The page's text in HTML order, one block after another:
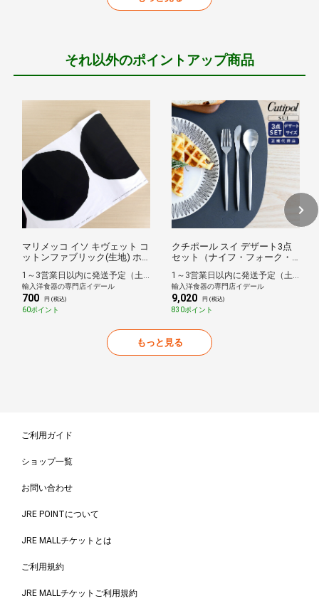
それ以外のポイントアップ商品
マリメッコ イソ キヴェット コ
ットンファブリック(生地) ホ
Iso Kivet (30cm以上から10cm
単位で切り売り) 北欧 布
輸入洋食器の専門店イデール
700 円 (税込)
60ポイント
クチポール スイ デザート3点
セット（ナイフ・フォーク・
正規販売代理店 カトラリー セ
ット カトラリーセット
輸入洋食器の専門店イデール
9,020 円 (税込)
830ポイント
もっと見る
ご利用ガイド
ショップ一覧
お問い合わせ
JRE POINTについて
JRE MALLチケットとは
ご利用規約
JRE MALLチケットご利用規約